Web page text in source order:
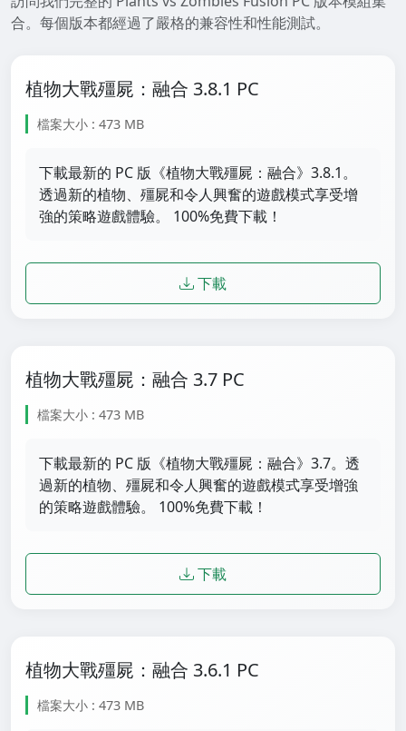
合。每個版本都經過了嚴格的兼容性和性能測試。
植物大戰殭屍：融合 3.8.1 PC
檔案大小 : 473 MB
下載最新的 PC 版《植物大戰殭屍：融合》3.8.1。
透過新的植物、殭屍和令人興奮的遊戲模式享受增
強的策略遊戲體驗。 100%免費下載！
下載
植物大戰殭屍：融合 3.7 PC
檔案大小 : 473 MB
下載最新的 PC 版《植物大戰殭屍：融合》3.7。透
過新的植物、殭屍和令人興奮的遊戲模式享受增強
的策略遊戲體驗。 100%免費下載！
下載
植物大戰殭屍：融合 3.6.1 PC
檔案大小 : 473 MB